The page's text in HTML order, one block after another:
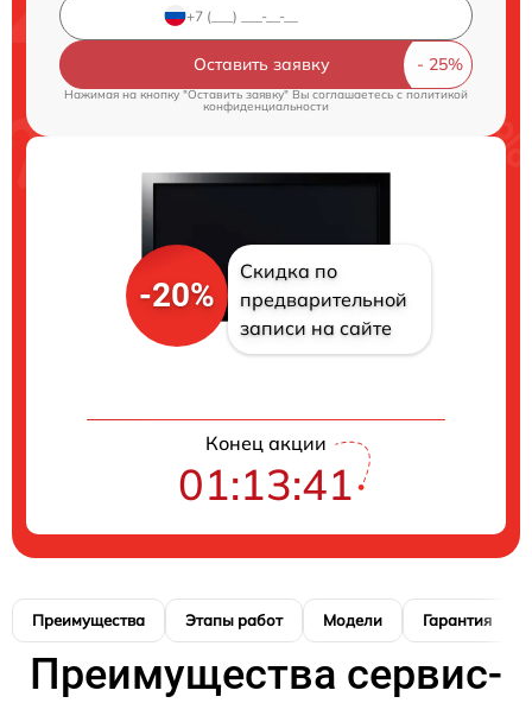
Оставить заявку
Нажимая на кнопку "Оставить заявку" Вы соглашаетесь cполитикой
конфиденциальности
-20%
Скидка по
предварительной
записи на сайте
Конец акции
01:13:40
Преимущества Этапы работ Модели Гарантия
Преимущества сервис-